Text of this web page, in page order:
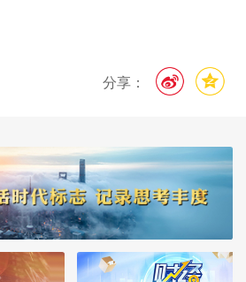
分享：